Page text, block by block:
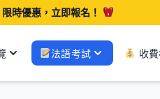
時優惠，立即報名！
法語考試 收